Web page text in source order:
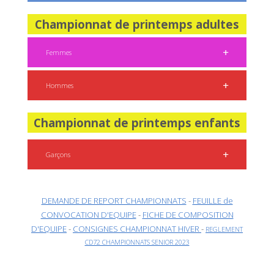
Championnat de printemps adultes
Femmes
Hommes
Championnat de printemps enfants
Garçons
DEMANDE DE REPORT CHAMPIONNATS - FEUILLE de
CONVOCATION D'EQUIPE- FICHE DE COMPOSITION
D'EQUIPE- CONSIGNES CHAMPIONNAT HIVER- REGLEMENT
CD72 CHAMPIONNATS SENIOR 2023